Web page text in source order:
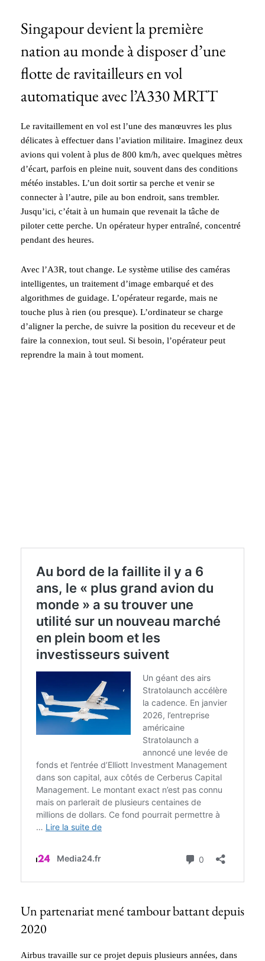
Singapour devient la première
nation au monde à disposer d’une
flotte de ravitailleurs en vol
automatique avec l’A330 MRTT
Le ravitaillement en vol est l’une des manœuvres les plus
délicates à effectuer dans l’aviation militaire. Imaginez deux
avions qui volent à plus de 800 km/h, avec quelques mètres
d’écart, parfois en pleine nuit, souvent dans des conditions
météo instables. L’un doit sortir sa perche et venir se
connecter à l’autre, pile au bon endroit, sans trembler.
Jusqu’ici, c’était à un humain que revenait la tâche de
piloter cette perche. Un opérateur hyper entraîné, concentré
pendant des heures.
Avec l’A3R, tout change. Le système utilise des caméras
intelligentes, un traitement d’image embarqué et des
algorithmes de guidage. L’opérateur regarde, mais ne
touche plus à rien (ou presque). L’ordinateur se charge
d’aligner la perche, de suivre la position du receveur et de
faire la connexion, tout seul. Si besoin, l’opérateur peut
reprendre la main à tout moment.
Un partenariat mené tambour battant depuis
2020
Airbus travaille sur ce projet depuis plusieurs années, dans